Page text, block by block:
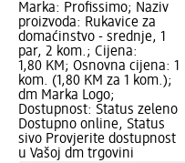
Marka: Profissimo; Naziv
proizvoda: Rukavice za
domaćinstvo - srednje, 1
par, 2 kom.; Cijena:
1,80 KM; Osnovna cijena: 1
kom. (1,80 KM za 1 kom.);
dm Marka Logo;
Dostupnost: Status zeleno
Dostupno online, Status
sivo Provjerite dostupnost
u Vašoj dm trgovini